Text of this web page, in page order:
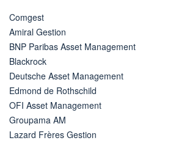
Comgest
Amiral Gestion
BNP Paribas Asset Management
Blackrock
Deutsche Asset Management
Edmond de Rothschild
OFI Asset Management
Groupama AM
Lazard Frères Gestion